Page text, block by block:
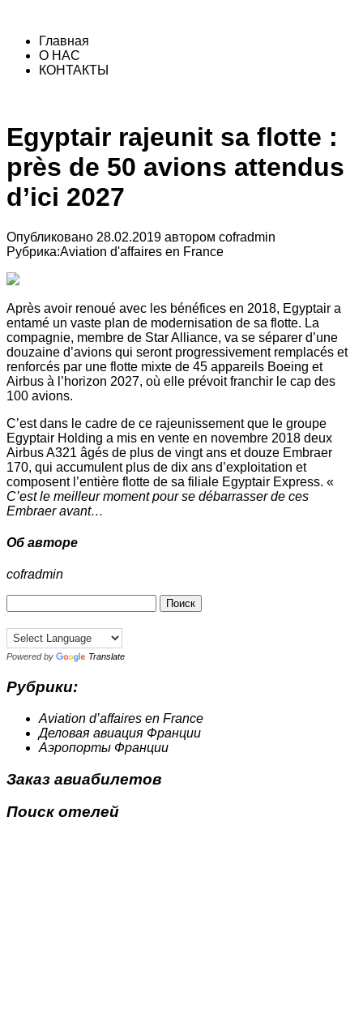
Главная
О НАС
КОНТАКТЫ
Egyptair rajeunit sa flotte :
près de 50 avions attendus
d’ici 2027
Опубликовано 28.02.2019 автором cofradmin
Рубрика:Aviation d'affaires en France
Après avoir renoué avec les bénéfices en 2018, Egyptair a
entamé un vaste plan de modernisation de sa flotte. La
compagnie, membre de Star Alliance, va se séparer d’une
douzaine d’avions qui seront progressivement remplacés et
renforcés par une flotte mixte de 45 appareils Boeing et
Airbus à l’horizon 2027, où elle prévoit franchir le cap des
100 avions.
C’est dans le cadre de ce rajeunissement que le groupe
Egyptair Holding a mis en vente en novembre 2018 deux
Airbus A321 âgés de plus de vingt ans et douze Embraer
170, qui accumulent plus de dix ans d’exploitation et
composent l’entière flotte de sa filiale Egyptair Express. «
C’est le meilleur moment pour se débarrasser de ces
Embraer avant…
Об авторе
cofradmin
Powered by Translate
Рубрики:
Aviation d’affaires en France
Деловая авиация Франции
Аэропорты Франции
Заказ авиабилетов
Поиск отелей